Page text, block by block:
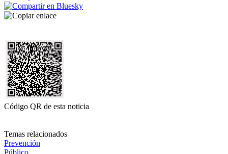
Código QR de esta noticia
Temas relacionados
Prevención